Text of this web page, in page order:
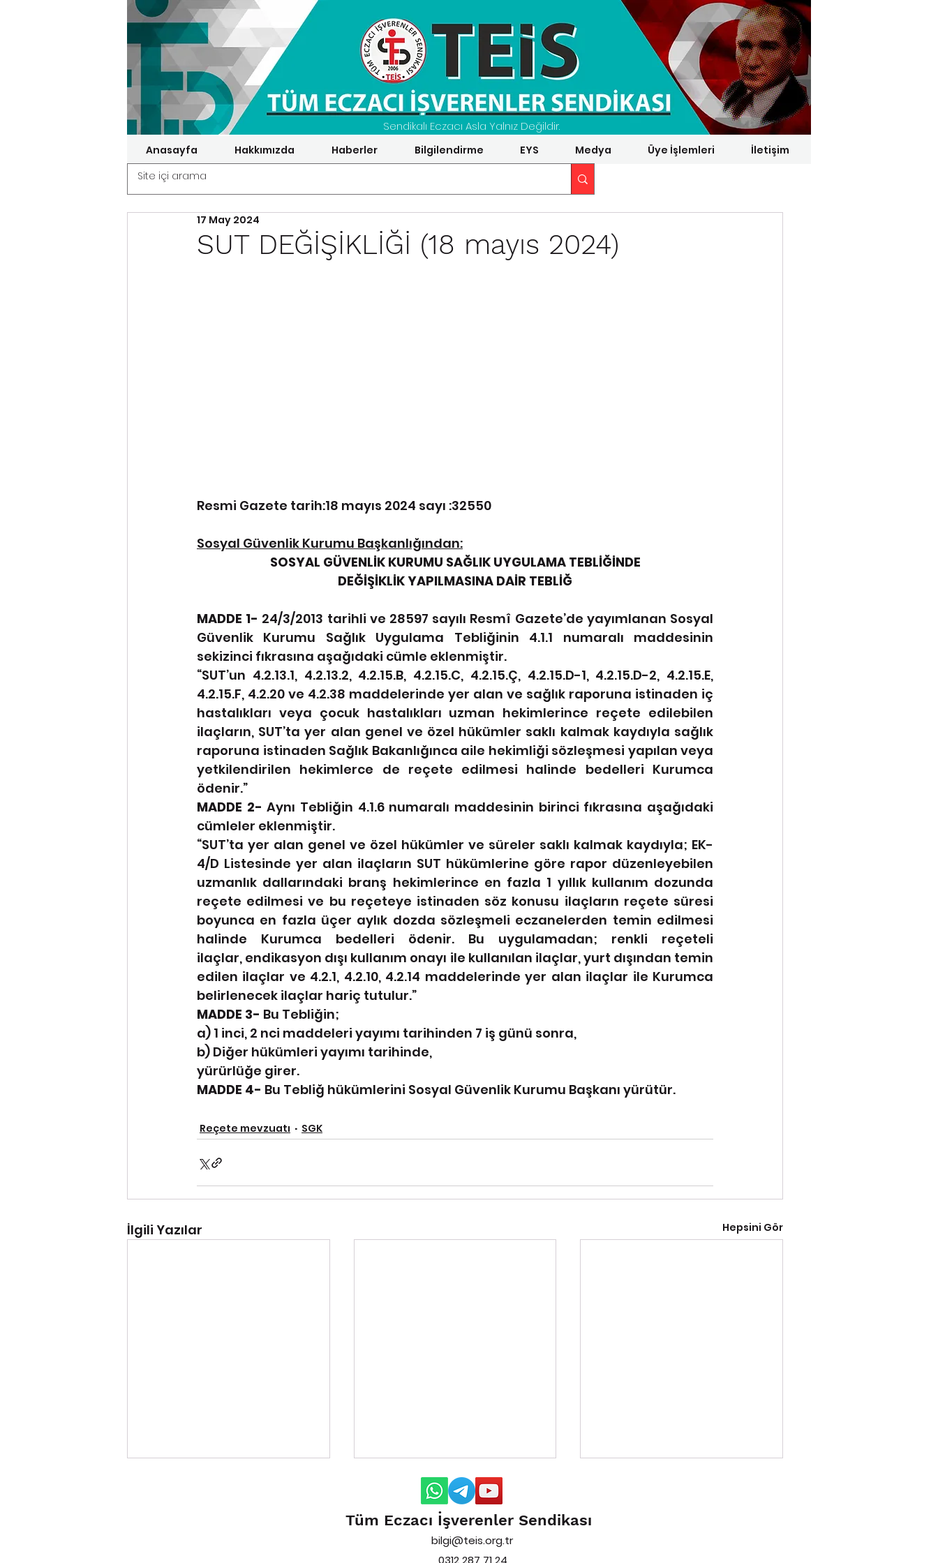
Sendikalı Eczacı Asla Yalnız Değildir.
Anasayfa Hakkımızda Haberler Bilgilendirme EYS Medya Üye İşlemleri İletişim
SUT DEĞİŞİKLİĞİ (18 mayıs 2024)
17 May 2024
Resmi Gazete tarih:18 mayıs 2024 sayı :32550
Sosyal Güvenlik Kurumu Başkanlığından:
SOSYAL GÜVENLİK KURUMU SAĞLIK UYGULAMA TEBLİĞİNDE
DEĞİŞİKLİK YAPILMASINA DAİR TEBLİĞ
MADDE 1- 24/3/2013 tarihli ve 28597 sayılı Resmî Gazete’de yayımlanan Sosyal
Güvenlik Kurumu Sağlık Uygulama Tebliğinin 4.1.1 numaralı maddesinin
sekizinci fıkrasına aşağıdaki cümle eklenmiştir.
“SUT’un 4.2.13.1, 4.2.13.2, 4.2.15.B, 4.2.15.C, 4.2.15.Ç, 4.2.15.D-1, 4.2.15.D-2, 4.2.15.E,
4.2.15.F, 4.2.20 ve 4.2.38 maddelerinde yer alan ve sağlık raporuna istinaden iç
hastalıkları veya çocuk hastalıkları uzman hekimlerince reçete edilebilen
ilaçların, SUT’ta yer alan genel ve özel hükümler saklı kalmak kaydıyla sağlık
raporuna istinaden Sağlık Bakanlığınca aile hekimliği sözleşmesi yapılan veya
yetkilendirilen hekimlerce de reçete edilmesi halinde bedelleri Kurumca
ödenir.”
MADDE 2- Aynı Tebliğin 4.1.6 numaralı maddesinin birinci fıkrasına aşağıdaki
cümleler eklenmiştir.
“SUT’ta yer alan genel ve özel hükümler ve süreler saklı kalmak kaydıyla; EK-
4/D Listesinde yer alan ilaçların SUT hükümlerine göre rapor düzenleyebilen
uzmanlık dallarındaki branş hekimlerince en fazla 1 yıllık kullanım dozunda
reçete edilmesi ve bu reçeteye istinaden söz konusu ilaçların reçete süresi
boyunca en fazla üçer aylık dozda sözleşmeli eczanelerden temin edilmesi
halinde Kurumca bedelleri ödenir. Bu uygulamadan; renkli reçeteli
ilaçlar, endikasyon dışı kullanım onayı ile kullanılan ilaçlar, yurt dışından temin
edilen ilaçlar ve 4.2.1, 4.2.10, 4.2.14 maddelerinde yer alan ilaçlar ile Kurumca
belirlenecek ilaçlar hariç tutulur.”
MADDE 3- Bu Tebliğin;
a) 1 inci, 2 nci maddeleri yayımı tarihinden 7 iş günü sonra,
b) Diğer hükümleri yayımı tarihinde,
yürürlüğe girer.
MADDE 4- Bu Tebliğ hükümlerini Sosyal Güvenlik Kurumu Başkanı yürütür.
Reçete mevzuatı SGK
İlgili Yazılar Hepsini Gör
Tüm Eczacı İşverenler Sendikası
bilgi@teis.org.tr
0312 287 71 24